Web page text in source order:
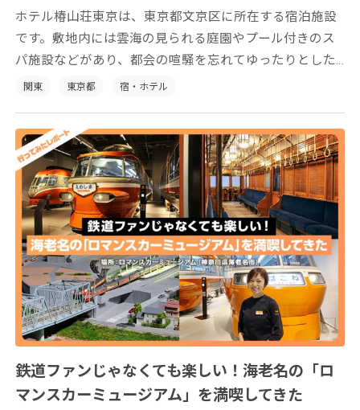
ホテル椿山荘東京は、東京都文京区に所在する宿泊施設
です。敷地内には雲海の見られる庭園やプール付きのス
パ施設などがあり、都会の喧騒を忘れてゆったりとした
時間をお過ごしいただけます。
関東 東京都 宿・ホテル
鉄道ファンじゃなくても楽しい！海老名の「ロ
マンスカーミュージアム」を満喫してきた